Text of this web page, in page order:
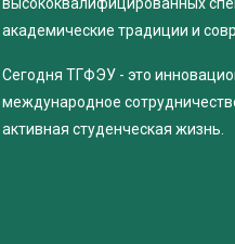
академические традиции и
Сегодня ТГФЭУ - это
международное
активная студенческая жизнь.